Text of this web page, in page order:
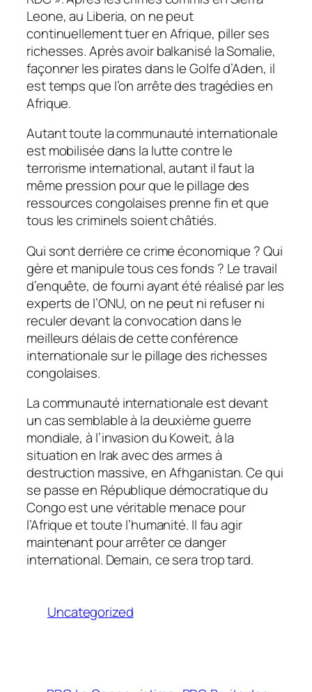
Leone, au Liberia, on ne peut
continuellement tuer en Afrique, piller ses
richesses. Après avoir balkanisé la Somalie,
façonner les pirates dans le Golfe d’Aden, il
est temps que l’on arrête des tragédies en
Afrique.
Autant toute la communauté internationale
est mobilisée dans la lutte contre le
terrorisme international, autant il faut la
même pression pour que le pillage des
ressources congolaises prenne fin et que
tous les criminels soient châtiés.
Qui sont derrière ce crime économique ? Qui
gère et manipule tous ces fonds ? Le travail
d’enquête, de fourni ayant été réalisé par les
experts de l’ONU, on ne peut ni refuser ni
reculer devant la convocation dans le
meilleurs délais de cette conférence
internationale sur le pillage des richesses
congolaises.
La communauté internationale est devant
un cas semblable à la deuxième guerre
mondiale, à l’invasion du Koweit, à la
situation en Irak avec des armes à
destruction massive, en Afhganistan. Ce qui
se passe en République démocratique du
Congo est une véritable menace pour
l’Afrique et toute l’humanité. Il fau agir
maintenant pour arrêter ce danger
international. Demain, ce sera trop tard.
Uncategorized